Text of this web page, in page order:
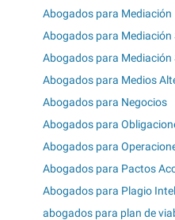
Abogados para Mediación
Abogados para Mediación
Abogados para Mediación
Abogados para Medios
Abogados para Negocios
Abogados para
Abogados para
Abogados para Pactos
Abogados para Plagio
abogados para plan de